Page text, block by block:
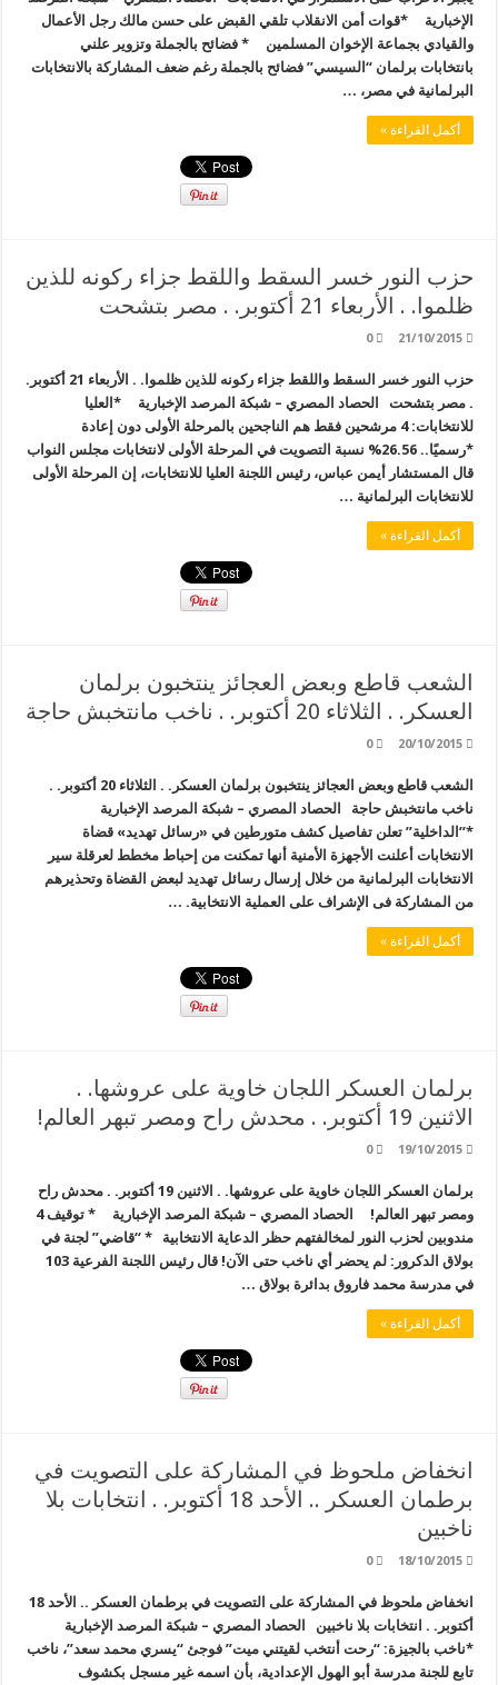
الإخبارية *قوات أمن الانقلاب تلقي القبض على حسن مالك رجل الأعمال
والقيادي بجماعة الإخوان المسلمين * فضائح بالجملة وتزوير علني
بانتخابات برلمان “السيسي” فضائح بالجملة رغم ضعف المشاركة بالانتخابات
البرلمانية في مصر، …
أكمل القراءة »
حزب النور خسر السقط واللقط جزاء ركونه للذين
ظلموا. . الأربعاء 21 أكتوبر. . مصر بتشحت
21/10/2015
0
حزب النور خسر السقط واللقط جزاء ركونه للذين ظلموا. . الأربعاء 21 أكتوبر.
. مصر بتشحت الحصاد المصري – شبكة المرصد الإخبارية *العليا
للانتخابات: 4 مرشحين فقط هم الناجحين بالمرحلة الأولى دون إعادة
*رسميًا.. 26.56% نسبة التصويت في المرحلة الأولى لانتخابات مجلس النواب
قال المستشار أيمن عباس، رئيس اللجنة العليا للانتخابات، إن المرحلة الأولى
للانتخابات البرلمانية …
أكمل القراءة »
الشعب قاطع وبعض العجائز ينتخبون برلمان
العسكر. . الثلاثاء 20 أكتوبر. . ناخب مانتخبش حاجة
20/10/2015
0
الشعب قاطع وبعض العجائز ينتخبون برلمان العسكر. . الثلاثاء 20 أكتوبر. .
ناخب مانتخبش حاجة الحصاد المصري – شبكة المرصد الإخبارية
*”الداخلية” تعلن تفاصيل كشف متورطين في «رسائل تهديد» قضاة
الانتخابات أعلنت الأجهزة الأمنية أنها تمكنت من إحباط مخطط لعرقلة سير
الانتخابات البرلمانية من خلال إرسال رسائل تهديد لبعض القضاة وتحذيرهم
من المشاركة فى الإشراف على العملية الانتخابية. …
أكمل القراءة »
برلمان العسكر اللجان خاوية على عروشها. .
الاثنين 19 أكتوبر. . محدش راح ومصر تبهر العالم!
19/10/2015
0
برلمان العسكر اللجان خاوية على عروشها. . الاثنين 19 أكتوبر. . محدش راح
ومصر تبهر العالم! الحصاد المصري – شبكة المرصد الإخبارية * توقيف 4
مندوبين لحزب النور لمخالفتهم حظر الدعاية الانتخابية * “قاضي” لجنة في
بولاق الدكرور: لم يحضر أي ناخب حتى الآن! قال رئيس اللجنة الفرعية 103
في مدرسة محمد فاروق بدائرة بولاق …
أكمل القراءة »
انخفاض ملحوظ في المشاركة على التصويت في
برطمان العسكر .. الأحد 18 أكتوبر. . انتخابات بلا
ناخبين
18/10/2015
0
انخفاض ملحوظ في المشاركة على التصويت في برطمان العسكر .. الأحد 18
أكتوبر. . انتخابات بلا ناخبين الحصاد المصري – شبكة المرصد الإخبارية
*ناخب بالجيزة: “رحت أنتخب لقيتني ميت” فوجئ “يسري محمد سعد”، ناخب
تابع للجنة مدرسة أبو الهول الإعدادية، بأن اسمه غير مسجل بكشوف